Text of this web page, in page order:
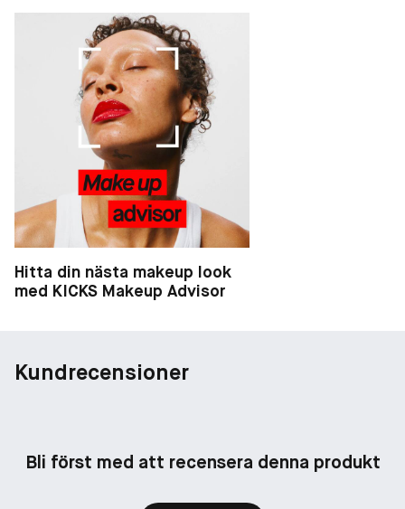
Hitta din nästa makeup look
med KICKS Makeup Advisor
Kundrecensioner
Bli först med att recensera denna produkt